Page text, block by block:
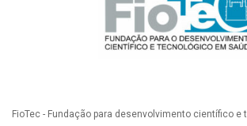
FioTec - Fundação para desenvolvimento científico